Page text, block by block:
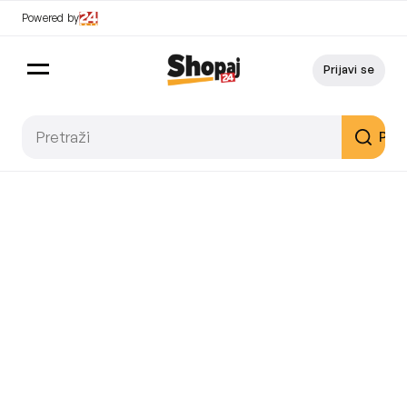
Powered by
Prijavi se